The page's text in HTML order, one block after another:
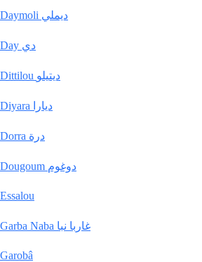
Daymoli ديملي
Day دي
Dittilou ديتيلو
Diyara ديارا
Dorra درة
Dougoum دوغوم
Essalou
Garba Naba غاربا نبا
Garobâ